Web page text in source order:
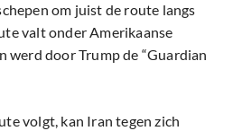
om juist de route langs
valt onder Amerikaanse
werd door Trump de “Guardian
volgt, kan Iran tegen zich